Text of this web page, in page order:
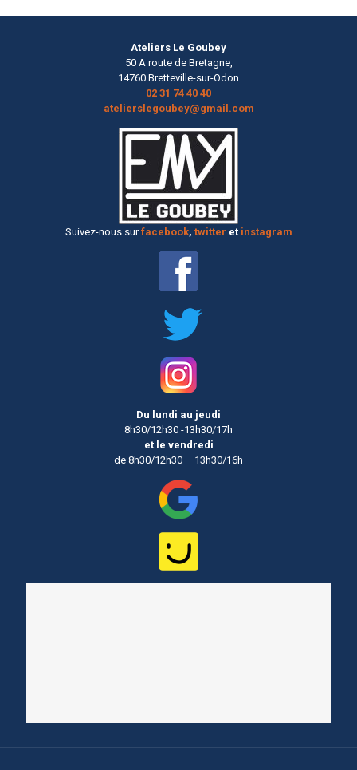
Ateliers Le Goubey
50 A route de Bretagne,
14760 Bretteville-sur-Odon
02 31 74 40 40
atelierslegoubey@gmail.com
Suivez-nous surfacebook, twitter et instagram
Du lundi au jeudi
8h30/12h30 -13h30/17h
et le vendredi
de 8h30/12h30 – 13h30/16h